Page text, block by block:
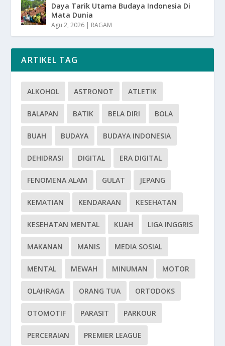
Daya Tarik Utama Budaya Indonesia Di
Mata Dunia
Agu 2, 2026 | RAGAM
ARTIKEL TAG
ALKOHOL ASTRONOT ATLETIK
BALAPAN BATIK BELA DIRI BOLA
BUAH BUDAYA BUDAYA INDONESIA
DEHIDRASI DIGITAL ERA DIGITAL
FENOMENA ALAM GULAT JEPANG
KEMATIAN KENDARAAN KESEHATAN
KESEHATAN MENTAL KUAH LIGA INGGRIS
MAKANAN MANIS MEDIA SOSIAL
MENTAL MEWAH MINUMAN MOTOR
OLAHRAGA ORANG TUA ORTODOKS
OTOMOTIF PARASIT PARKOUR
PERCERAIAN PREMIER LEAGUE